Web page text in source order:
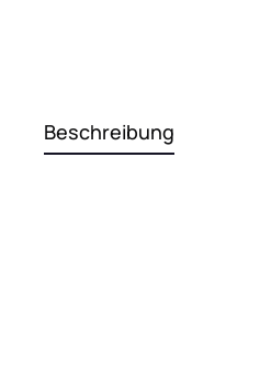
Beschreibung